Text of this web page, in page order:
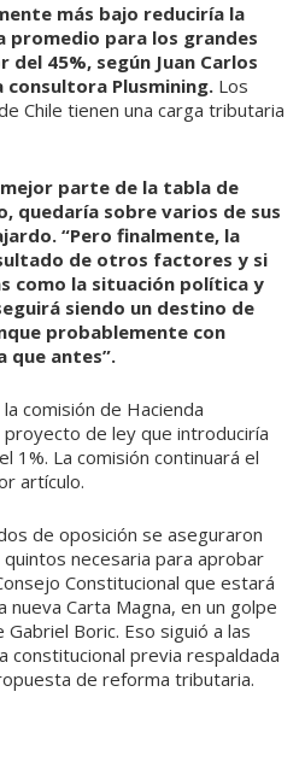
más bajo reduciría la
para los grandes
del 45%, según Juan Carlos
consultora Plusmining. Los
Chile tienen una carga tributaria
parte de la tabla de
quedaría sobre varios de sus
“Pero finalmente, la
de otros factores y si
como la situación política y
siendo un destino de
probablemente con
que antes”.
comisión de Hacienda
de ley que introduciría
1%. La comisión continuará el
artículo.
de oposición se aseguraron
necesaria para aprobar
Constitucional que estará
Carta Magna, en un golpe
Boric. Eso siguió a las
constitucional previa respaldada
de reforma tributaria.